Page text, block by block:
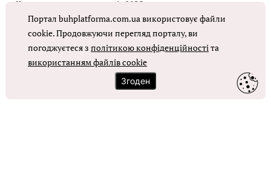
Коригувальна накладна від МОЗ
Оплата праці в КНП
ОТРИМАТИ ДОСТУП
Портал buhplatforma.com.ua використовує файли
cookie. Продовжуючи перегляд порталу, ви
погоджуєтеся зполітикою конфіденційностіта
використанням файлів cookie
Згоден